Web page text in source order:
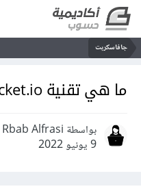
جافاسكربت
ما هي تقنية Socket.io
بواسطة Rbab Alfrasi
9 يونيو 2022